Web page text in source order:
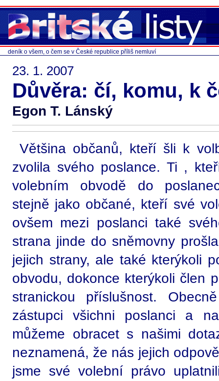
deník o všem, o čem se v České republice příliš nemluví
23. 1. 2007
Důvěra: čí, komu, k
Egon T. Lánský
Většina občanů, kteří šli k
zvolila svého poslance. Ti ,
volebním obvodě do
stejně jako občané, kteří své
ovšem mezi poslanci také
strana jinde do sněmovny
jejich strany, ale také kterýkoli
obvodu, dokonce kterýkoli člen
stranickou příslušnost.
zástupci všichni poslanci a
můžeme obracet s našimi
neznamená, že nás jejich
jsme své volební právo